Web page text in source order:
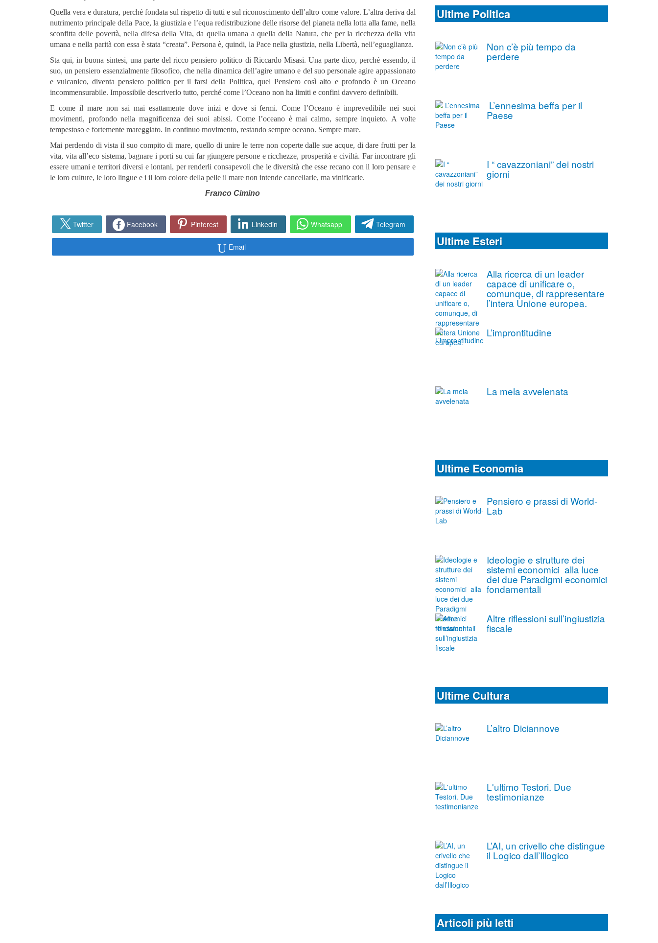
Quella vera e duratura, perché fondata sul rispetto di tutti e sul riconoscimento dell’altro come valore. L’altra deriva dal
nutrimento principale della Pace, la giustizia e l’equa redistribuzione delle risorse del pianeta nella lotta alla fame, nella
sconfitta delle povertà, nella difesa della Vita, da quella umana a quella della Natura, che per la ricchezza della vita
umana e nella parità con essa è stata “creata”. Persona è, quindi, la Pace nella giustizia, nella Libertà, nell’eguaglianza.
Sta qui, in buona sintesi, una parte del ricco pensiero politico di Riccardo Misasi. Una parte dico, perché essendo, il
suo, un pensiero essenzialmente filosofico, che nella dinamica dell’agire umano e del suo personale agire appassionato
e vulcanico, diventa pensiero politico per il farsi della Politica, quel Pensiero così alto e profondo è un Oceano
incommensurabile. Impossibile descriverlo tutto, perché come l’Oceano non ha limiti e confini davvero definibili.
E come il mare non sai mai esattamente dove inizi e dove si fermi. Come l’Oceano è imprevedibile nei suoi
movimenti, profondo nella magnificenza dei suoi abissi. Come l’oceano è mai calmo, sempre inquieto. A volte
tempestoso e fortemente mareggiato. In continuo movimento, restando sempre oceano. Sempre mare.
Mai perdendo di vista il suo compito di mare, quello di unire le terre non coperte dalle sue acque, di dare frutti per la
vita, vita all’eco sistema, bagnare i porti su cui far giungere persone e ricchezze, prosperità e civiltà. Far incontrare gli
essere umani e territori diversi e lontani, per renderli consapevoli che le diversità che esse recano con il loro pensare e
le loro culture, le loro lingue e i il loro colore della pelle il mare non intende cancellarle, ma vinificarle.
Franco Cimino
Twitter Facebook Pinterest Linkedin Whatsapp Telegram
Email
Ultime Politica
Non c’è più tempo da
perdere
L’ennesima beffa per il
Paese
I “ cavazzoniani” dei nostri
giorni
Ultime Esteri
Alla ricerca di un leader
capace di unificare o,
comunque, di rappresentare
l’intera Unione europea.
L’improntitudine
La mela avvelenata
Ultime Economia
Pensiero e prassi di World-
Lab
Ideologie e strutture dei
sistemi economici alla luce
dei due Paradigmi economici
fondamentali
Altre riflessioni sull’ingiustizia
fiscale
Ultime Cultura
L’altro Diciannove
L'ultimo Testori. Due
testimonianze
L’AI, un crivello che distingue
il Logico dall’Illogico
Articoli più letti